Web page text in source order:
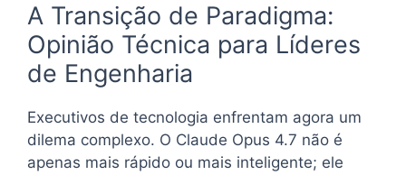
A Transição de Paradigma:
Opinião Técnica para Líderes
de Engenharia
Executivos de tecnologia enfrentam agora um
dilema complexo. O Claude Opus 4.7 não é
apenas mais rápido ou mais inteligente; ele